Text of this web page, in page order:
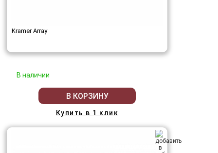
Kramer Array
В наличии
В КОРЗИНУ
Купить в 1 клик